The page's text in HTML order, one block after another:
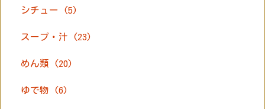
シチュー (5)
スープ・汁 (23)
めん類 (20)
ゆで物 (6)